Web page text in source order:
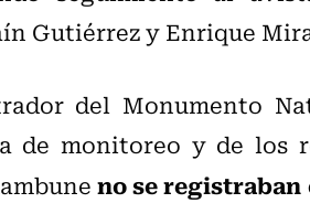
Gutiérrez y Enrique
del Monumento
de monitoreo y de los
no se registraban